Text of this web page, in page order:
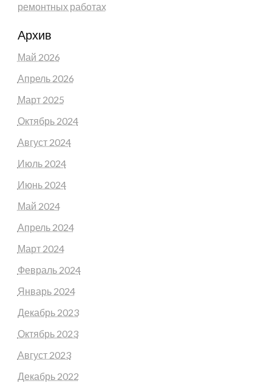
ремонтных работах
Архив
Май 2026
Апрель 2026
Март 2025
Октябрь 2024
Август 2024
Июль 2024
Июнь 2024
Май 2024
Апрель 2024
Март 2024
Февраль 2024
Январь 2024
Декабрь 2023
Октябрь 2023
Август 2023
Декабрь 2022